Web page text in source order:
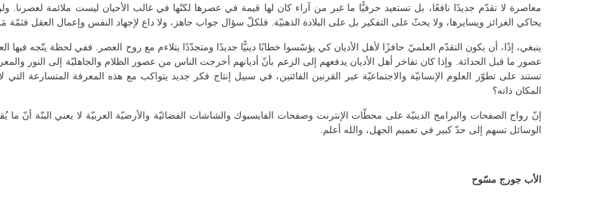
معاصرة لا تقدّم جديدًا نافعًا، بل تستعيد حرفيًّا ما غبر من آراء كان لها قيمة في عصرها لكنّها في غالب الأحيان ليست ملائمة لعصرنا.
يحاكي الغرائز ويسايرها، ولا يحثّ على التفكير بل على البلادة الذهنيّة. فلكلّ سؤال جواب جاهز، ولا داع لإجهاد النفس وإعمال العقل فثمّة
ينبغي، إذًا، أن يكون التقدّم العلميّ حافزًا لأهل الأديان كي يؤسّسوا خطابًا دينيًّا جديدًا ومتجدّدًا يتلاءم مع روح العصر. ففي لحظة يتّجه فيها
عصور ما قبل الحداثة. وإذا كان تفاخر أهل الأديان يدفعهم إلى الزعم بأنّ أديانهم أخرجت الناس من عصور الظلام والجاهليّة إلى النور
تستند على تطوّر العلوم الإنسانيّة والاجتماعيّة عبر القرنين الفائتين، في سبيل إنتاج فكر جديد يتواكب مع هذه المعرفة المتسارعة التي
المكان ذاته؟
إنّ رواج الصفحات والبرامج الدينيّة على محطّات الإنترنت وصفحات الفايسبوك والشاشات الفضائيّة والأرضيّة العربيّة لا يعني البتّة أنّ ما
الوسائل تسهم إلى حدّ كبير في تعميم الجهل، والله أعلم.
الأب جورج مسّوح